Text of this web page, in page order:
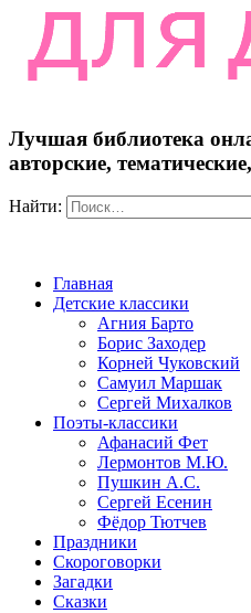
Лучшая библиотека
авторские,
Найти:
Главная
Детские классики
Агния Барто
Борис Заходер
Корней Чуковский
Самуил Маршак
Сергей Михалков
Поэты-классики
Афанасий Фет
Лермонтов М.Ю.
Пушкин А.С.
Сергей Есенин
Фёдор Тютчев
Праздники
Скороговорки
Загадки
Сказки